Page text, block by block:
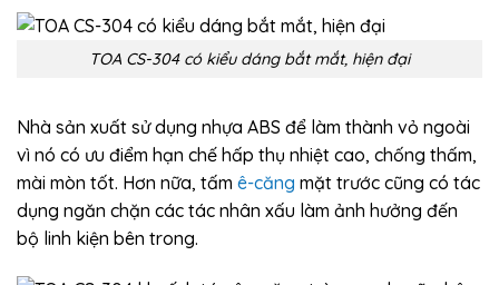
TOA CS-304 có kiểu dáng bắt mắt, hiện đại
Nhà sản xuất sử dụng nhựa ABS để làm thành vỏ ngoài
vì nó có ưu điểm hạn chế hấp thụ nhiệt cao, chống thấm,
mài mòn tốt. Hơn nữa, tấm ê-căng mặt trước cũng có tác
dụng ngăn chặn các tác nhân xấu làm ảnh hưởng đến
bộ linh kiện bên trong.